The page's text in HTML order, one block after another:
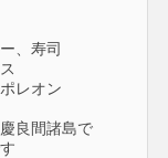
、寿司
レオン
良間諸島で